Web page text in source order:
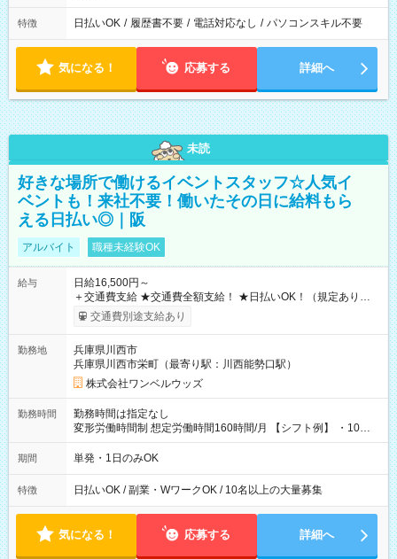
特徴 日払いOK / 履歴書不要 / 電話対応なし / パソコンスキル不要
気になる！ 応募する 詳細へ
未読
好きな場所で働けるイベントスタッフ☆人気イ
ベントも！来社不要！働いたその日に給料もら
える日払い◎｜阪
アルバイト 職種未経験OK
給与
日給16,500円～
＋交通費支給 ★交通費全額支給！ ★日払いOK！（規定あり） ┗
働いたその日に現金GET♪ お仕事後はコンビニATMから 日払
交通費別途支給あり
勤務地
兵庫県川西市
兵庫県川西市栄町（最寄り駅：川西能勢口駅）
株式会社ワンベルウッズ
勤務時間
勤務時間は指定なし
変形労働時間制 想定労働時間160時間/月 【シフト例】 ・10：
00～20：00
期間 単発・1日のみOK
特徴 日払いOK / 副業・WワークOK / 10名以上の大量募集
気になる！ 応募する 詳細へ